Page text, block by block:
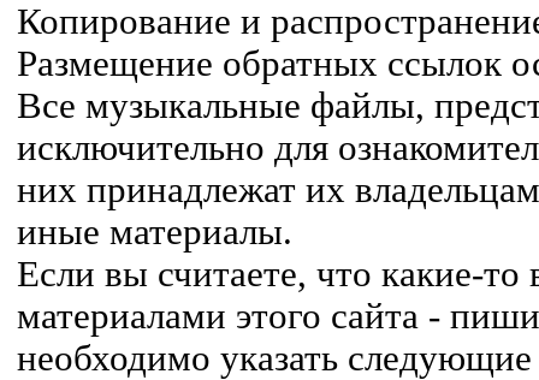
Копирование и
Размещение обратных ссылок
Все музыкальные файлы,
исключительно для
них принадлежат их
иные материалы.
Если вы считаете, что какие-
материалами этого сайта -
необходимо указать